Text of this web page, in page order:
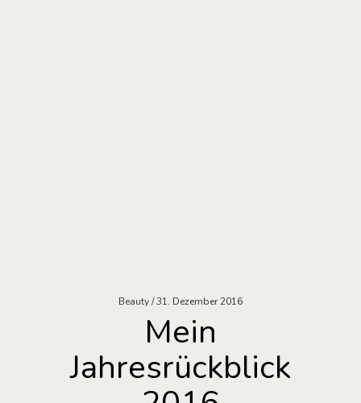
Beauty 31. Dezember 2016
Mein
Jahresrückblick